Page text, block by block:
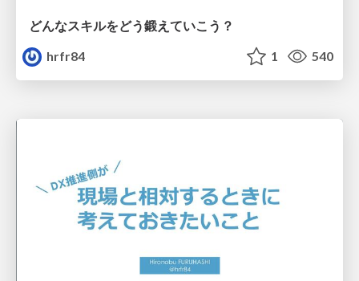
どんなスキルをどう鍛えていこう？
hrfr84
1 540